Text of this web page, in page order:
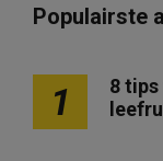
Populairste
1
8